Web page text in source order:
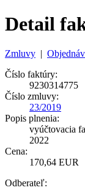
Detail
Zmluvy |
Číslo faktúry:
9230314775
Číslo zmluvy:
23/2019
Popis plnenia:
vyúčtovacia
2022
Cena:
170,64 EUR
Odberateľ: